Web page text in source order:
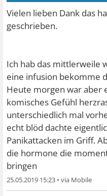
Vielen lieben Dank das
geschrieben.
Ich hab das mittlerweile
eine infusion bekomme
Heute morgen war aber
komisches Gefühl
unterschiedlich mal
echt blöd dachte
Panikattacken im Griff.
die hormone die
bringen
25.05.2019 15:23 •